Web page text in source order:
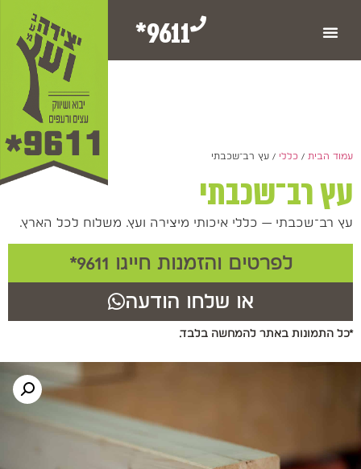
9611*
עמוד הבית / כללי / עץ רב־שכבתי
עץ רב־שכבתי
עץ רב־שכבתי — כללי איכותי מיצירה ועץ. משלוח לכל הארץ.
לפרטים והזמנות חייגו 9611*
או שלחו הודעה
*כל התמונות באתר להמחשה בלבד.